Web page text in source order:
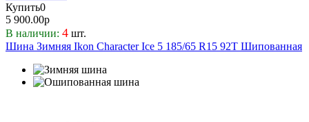
Купить0
5 900.00р
В наличии: 4 шт.
Шина Зимняя Ikon Character Ice 5 185/65 R15 92T Шипованная